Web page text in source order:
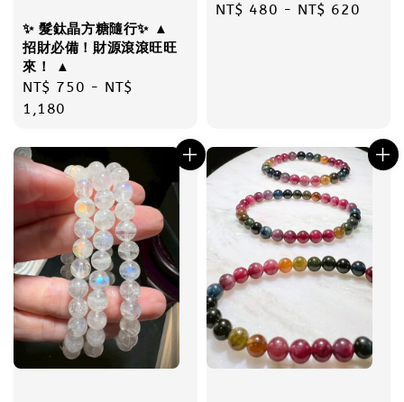
✨ 髮鈦晶方糖隨行✨ ▲
招財必備！財源滾滾旺旺
來！ ▲
Regular
price
NT$ 750 - NT$
1,180
Regular
NT$ 480 - NT$ 620